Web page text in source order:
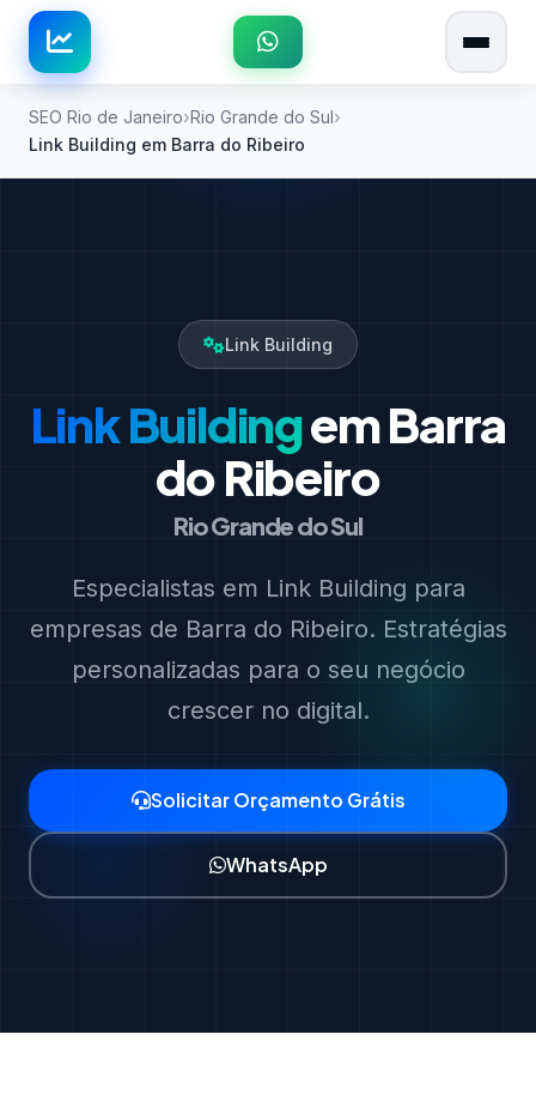
SEO Rio de Janeiro Rio Grande do Sul
Link Building em Barra do Ribeiro
Link Building
Link Buildingem Barra
do Ribeiro
Rio Grande do Sul
Especialistas em Link Building para
empresas de Barra do Ribeiro. Estratégias
personalizadas para o seu negócio
crescer no digital.
Solicitar Orçamento Grátis
WhatsApp